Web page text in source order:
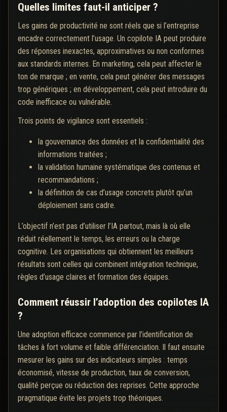
Quelles limites faut-il anticiper ?
Les gains de productivité ne sont réels que si l’entreprise
encadre correctement l’usage. Un copilote IA peut produire
des réponses inexactes, approximatives ou non conformes
aux standards internes. En marketing, cela peut affecter le
ton de marque ; en vente, cela peut générer des messages
trop génériques ; en développement, cela peut introduire du
code inefficace ou vulnérable.
Trois points de vigilance sont essentiels :
la gouvernance des données et la confidentialité des
informations traitées ;
la validation humaine systématique des contenus et
recommandations ;
la définition de cas d’usage concrets plutôt qu’un
déploiement sans cadre.
L’objectif n’est pas d’utiliser l’IA partout, mais là où elle
réduit réellement le temps, les erreurs ou la charge
cognitive. Les organisations qui obtiennent les meilleurs
résultats sont celles qui combinent intégration technique,
règles d’usage claires et formation des équipes.
Comment réussir l’adoption des copilotes IA
?
Une adoption efficace commence par l’identification de
tâches à fort volume et faible différenciation. Il faut ensuite
mesurer les gains sur des indicateurs simples : temps
économisé, vitesse de production, taux de conversion,
qualité perçue ou réduction des reprises. Cette approche
pragmatique évite les projets trop théoriques.